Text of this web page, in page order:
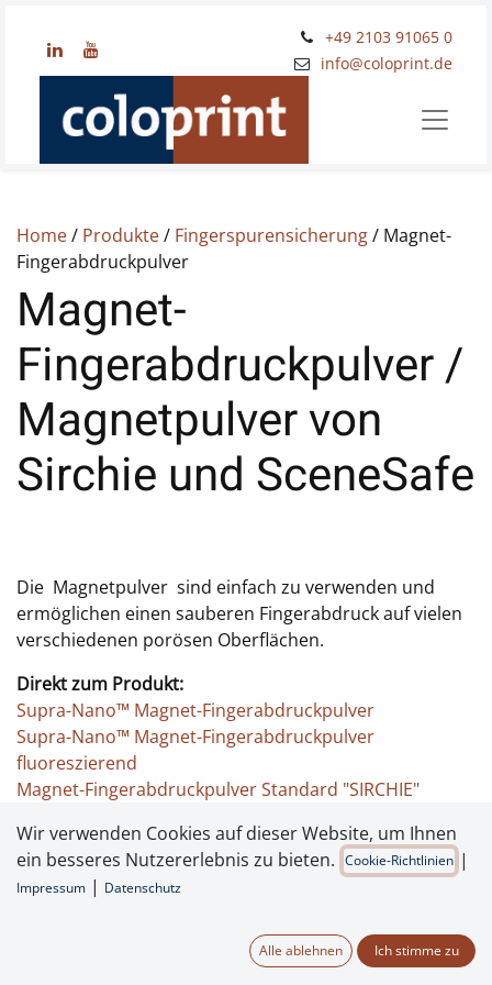
+49 2103 91065 0
​info@coloprint.de
Home/ Produkte/ Fingerspurensicherung/ Magnet-
Fingerabdruckpulver
Magnet-
Fingerabdruckpulver /
Magnetpulver von
Sirchie und SceneSafe
Die Magnetpulver sind einfach zu verwenden und
ermöglichen einen sauberen Fingerabdruck auf vielen
verschiedenen porösen Oberflächen.
Direkt zum Produkt:
Supra-Nano™ Magnet-Fingerabdruckpulver
Supra-Nano™ Magnet-Fingerabdruckpulver
fluoreszierend
Magnet-Fingerabdruckpulver Standard "SIRCHIE"
Magnet-Fingerabdruckpulver fluoreszierend "SIRCHIE"
Magnet-Applikatoren
Wir verwenden Cookies auf dieser Website, um Ihnen
ein besseres Nutzererlebnis zu bieten. Cookie-Richtlinien |
Impressum | Datenschutz
Alle ablehnen Ich stimme zu